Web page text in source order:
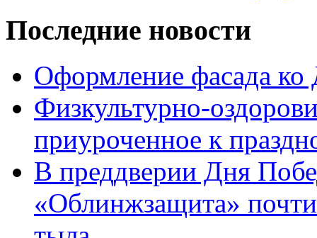
Последние новости
Оформление фасада
Физкультурно-
приуроченное к
В преддверии Дня
«Облинжзащита»